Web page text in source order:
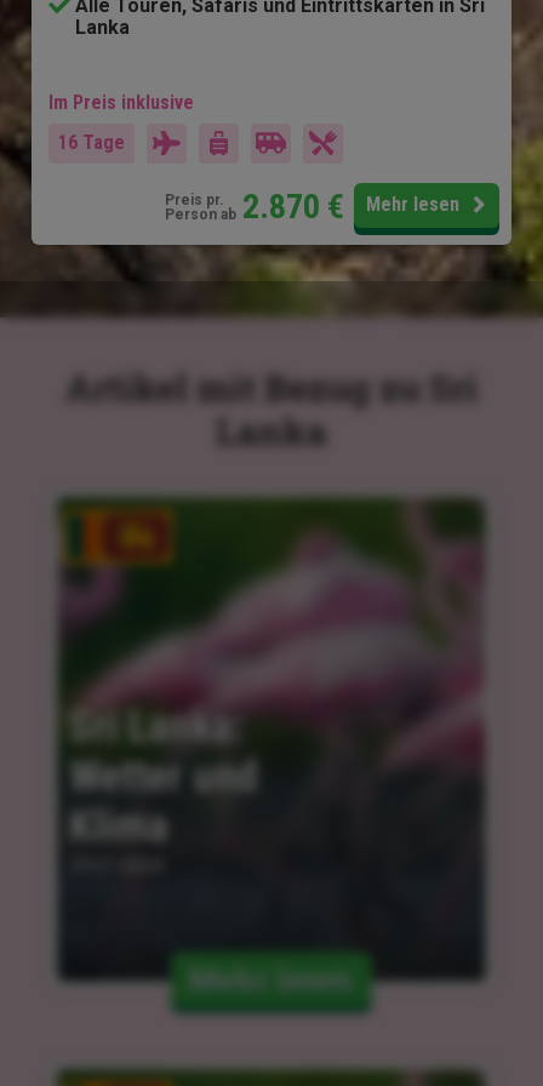
Alle Touren, Safaris und Eintrittskarten in Sri
Lanka
Im Preis inklusive
16 Tage
Preis pr.
Person ab 2.870 € Mehr lesen
Artikel mit Bezug zu Sri
Lanka
Sri Lanka:
Wetter und
Klima
Mehr lesen